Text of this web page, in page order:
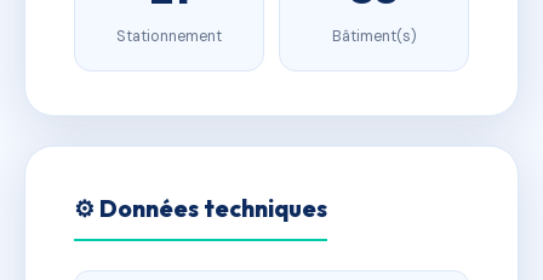
Stationnement Bâtiment(s)
⚙️ Données techniques